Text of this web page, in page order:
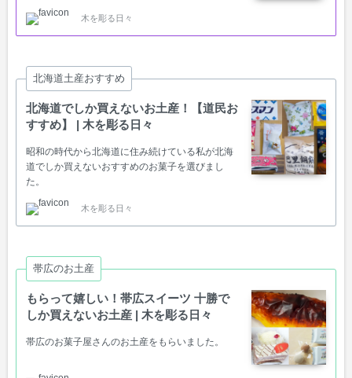
木を彫る日々
北海道土産おすすめ
北海道でしか買えないお土産！【道民お
すすめ】 | 木を彫る日々
昭和の時代から北海道に住み続けている私が北海
道でしか買えないおすすめのお菓子を選びまし
た。
木を彫る日々
帯広のお土産
もらって嬉しい！帯広スイーツ 十勝で
しか買えないお土産 | 木を彫る日々
帯広のお菓子屋さんのお土産をもらいました。